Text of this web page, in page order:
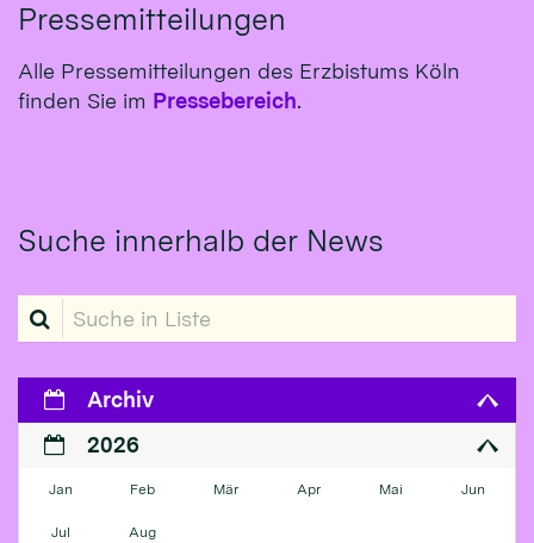
Pressemitteilungen
Alle Pressemitteilungen des Erzbistums Köln
finden Sie im Pressebereich.
Suche innerhalb der News
Suche in Liste
Archiv
2026
Jan Feb Mär Apr Mai Jun
Jul Aug